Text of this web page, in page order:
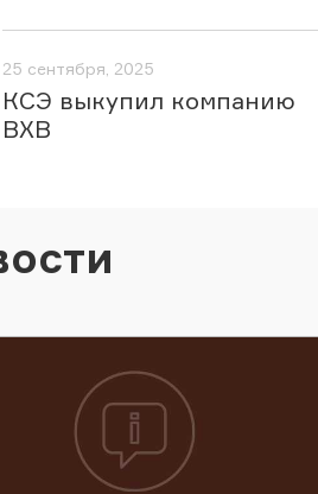
25 сентября, 2025
КСЭ выкупил компанию
BXB